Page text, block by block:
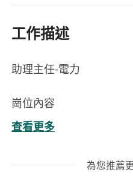
工作描述
助理主任-電力
崗位內容
負責工業及廠房設施
電機、不間斷電源（
協調及監督承辦商執
查看更多
為您推薦